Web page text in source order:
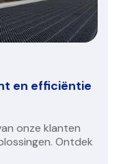
en efficiëntie
onze klanten
Ontdek